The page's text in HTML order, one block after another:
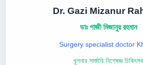
Dr. Gazi Mizanur
ডাঃ গাজী মিজানুর রহমান
Surgery specialist doctor
খুলনার সার্জারি বিশেষজ্ঞ